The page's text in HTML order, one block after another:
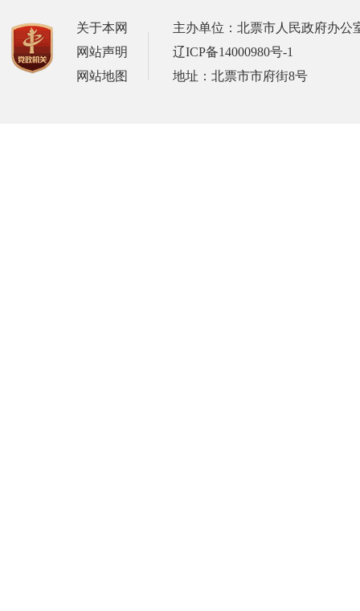
关于本网
网站声明
网站地图
主办单位：北票市人民政府办公
辽ICP备14000980号-1
地址：北票市市府街8号